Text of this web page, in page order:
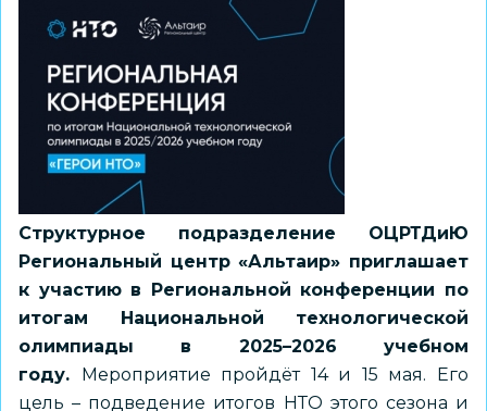
Структурное подразделение ОЦРТДиЮ
Региональный центр «Альтаир» приглашает
к участию в Региональной конференции по
итогам Национальной технологической
олимпиады в 2025–2026 учебном
году. Мероприятие пройдёт 14 и 15 мая. Его
цель – подведение итогов НТО этого сезона и